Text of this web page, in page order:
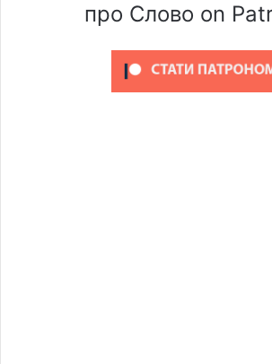
про Слово on